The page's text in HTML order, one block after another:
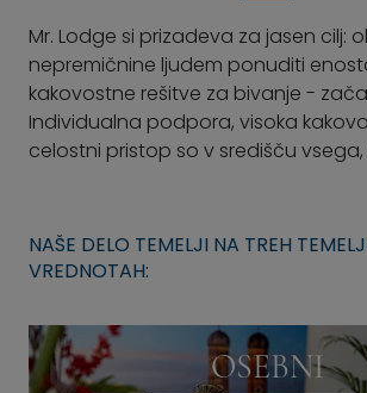
Mr. Lodge si prizadeva za jasen cilj:
nepremičnine ljudem ponuditi
kakovostne rešitve za bivanje -
Individualna podpora, visoka
celostni pristop so v središču
NAŠE DELO TEMELJI NA TREH
VREDNOTAH:
OSEBNI